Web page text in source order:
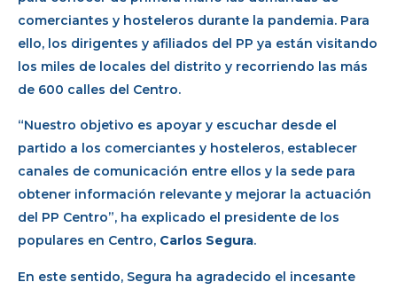
comerciantes y hosteleros durante la pandemia. Para
ello, los dirigentes y afiliados del PP ya están visitando
los miles de locales del distrito y recorriendo las más
de 600 calles del Centro.
“Nuestro objetivo es apoyar y escuchar desde el
partido a los comerciantes y hosteleros, establecer
canales de comunicación entre ellos y la sede para
obtener información relevante y mejorar la actuación
del PP Centro”, ha explicado el presidente de los
populares en Centro, Carlos Segura.
En este sentido, Segura ha agradecido el incesante